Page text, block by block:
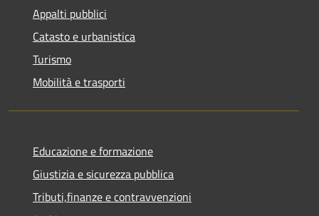
Appalti pubblici
Catasto e urbanistica
Turismo
Mobilità e trasporti
Educazione e formazione
Giustizia e sicurezza pubblica
Tributi,finanze e contravvenzioni